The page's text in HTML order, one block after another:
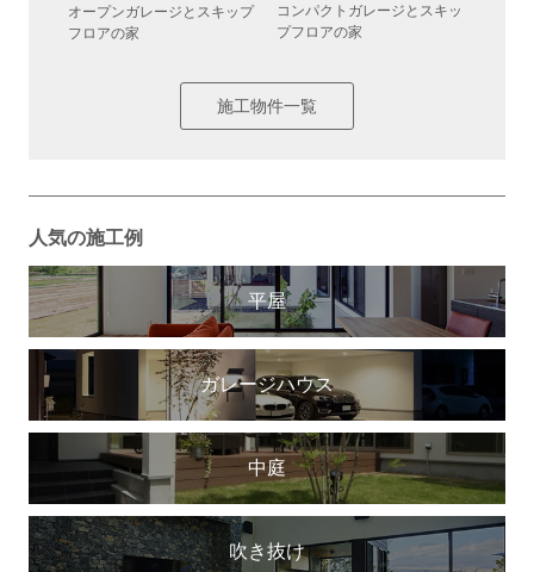
オープンガレージとスキップ
フロアの家
コンパクトガレージとスキッ
プフロアの家
施工物件一覧
人気の施工例
平屋
ガレージハウス
中庭
吹き抜け